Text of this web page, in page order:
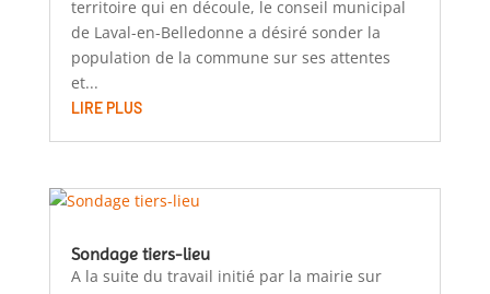
territoire qui en découle, le conseil municipal
de Laval-en-Belledonne a désiré sonder la
population de la commune sur ses attentes
et...
LIRE PLUS
Sondage tiers-lieu
A la suite du travail initié par la mairie sur